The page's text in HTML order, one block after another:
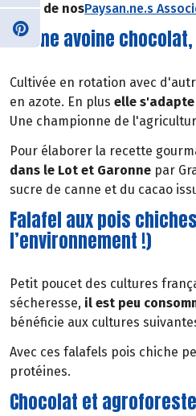
issus de nosPaysan.ne.s
Crème avoine
Cultivée en rotation avec
en azote. En plus elle
Une championne de
Pour élaborer la recette
dans le Lot et Garonne par
sucre de canne et du cacao
Falafel aux pois
l’environnement !)
Petit poucet des cultures
sécheresse, il est peu
bénéficie aux cultures
Avec ces falafels pois chiche
protéines.
Chocolat et